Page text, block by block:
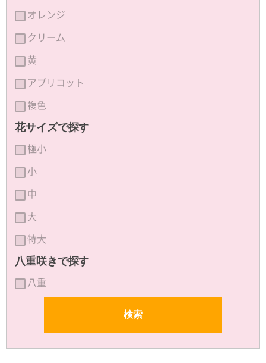
オレンジ
クリーム
黄
アプリコット
複色
花サイズで探す
極小
小
中
大
特大
八重咲きで探す
八重